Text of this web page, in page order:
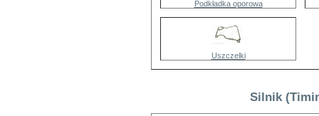
Podkładka oporowa
Uszczelki
Silnik